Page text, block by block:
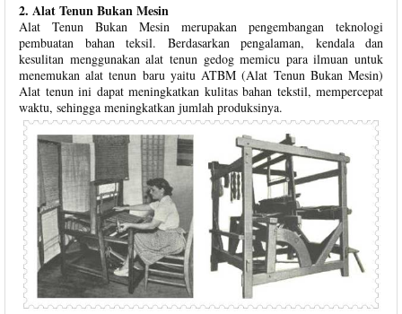
2. Alat Tenun Bukan Mesin
Alat Tenun Bukan Mesin merupakan pengembangan teknologi
pembuatan bahan teksil. Berdasarkan pengalaman, kendala dan
kesulitan menggunakan alat tenun gedog memicu para ilmuan untuk
menemukan alat tenun baru yaitu ATBM (Alat Tenun Bukan Mesin)
Alat tenun ini dapat meningkatkan kulitas bahan tekstil, mempercepat
waktu, sehingga meningkatkan jumlah produksinya.